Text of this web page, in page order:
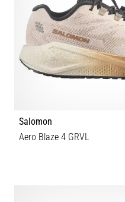
Salomon
Aero Blaze 4 GRVL